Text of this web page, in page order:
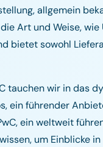
allgemein
Art und Weise,
bietet sowohl
tauchen wir in das
ein führender
ein weltweit
um Einblicke